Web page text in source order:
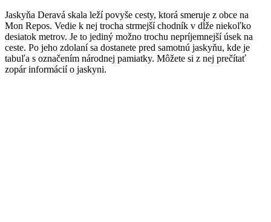
Jaskyňa Deravá skala leží povyše cesty, ktorá smeruje z obce na
Mon Repos. Vedie k nej trocha strmejší chodník v dĺže niekoľko
desiatok metrov. Je to jediný možno trochu nepríjemnejší úsek na
ceste. Po jeho zdolaní sa dostanete pred samotnú jaskyňu, kde je
tabuľa s označením národnej pamiatky. Môžete si z nej prečítať
zopár informácií o jaskyni.